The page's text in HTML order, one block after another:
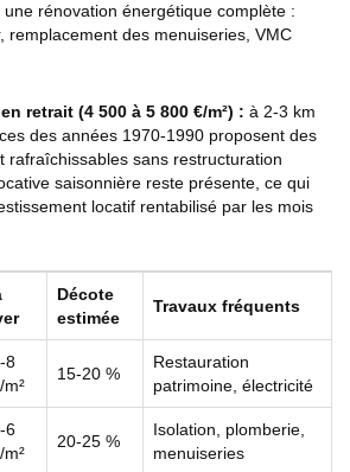
rénovation énergétique complète :
remplacement des menuiseries, VMC
retrait (4 500 à 5 800 €/m²) : à 2-3 km
des années 1970-1990 proposent des
rafraîchissables sans restructuration
saisonnière reste présente, ce qui
locatif rentabilisé par les mois
Décote
estimée
Travaux fréquents
8
15-20 %
Restauration
patrimoine, électricité
6
20-25 %
Isolation, plomberie,
menuiseries